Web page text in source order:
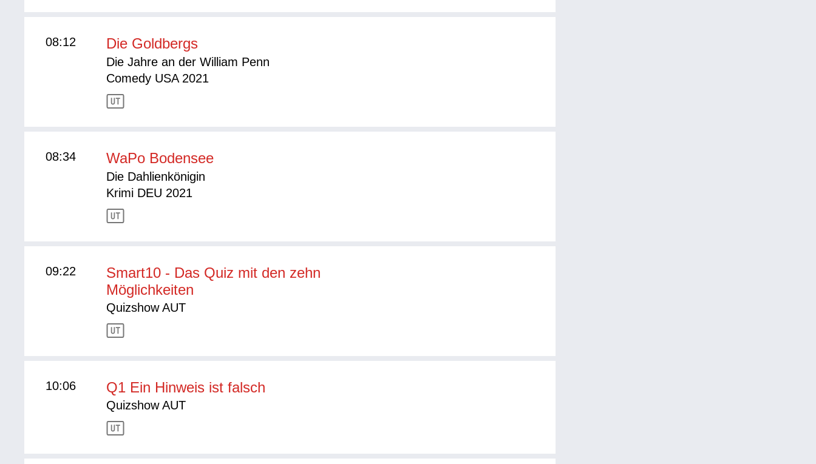
08:12 Die Goldbergs
Die Jahre an der William Penn
Comedy USA 2021
08:34 WaPo Bodensee
Die Dahlienkönigin
Krimi DEU 2021
09:22
Smart10 - Das Quiz mit den zehn
Möglichkeiten
Quizshow AUT
10:06 Q1 Ein Hinweis ist falsch
Quizshow AUT